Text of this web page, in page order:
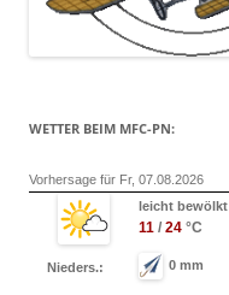
WETTER BEIM MFC-PN:
Vorhersage für Fr, 07.08.2026
leicht bewölkt
11 / 24 °C
Nieders.: 0 mm